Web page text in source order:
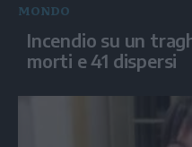
MONDO
Incendio su un
morti e 41 dispersi